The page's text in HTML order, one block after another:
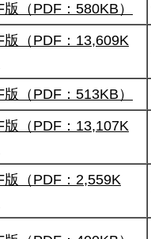
版（PDF：580KB）
版（PDF：13,609K
版（PDF：513KB）
版（PDF：13,107K
版（PDF：2,559K